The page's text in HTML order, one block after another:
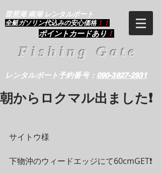
琵琶湖 南湖 レンタルボート
​全艇ガソリン代込みの安心価格 ！！
ポイントカードあり ！
Fishing Gate
レンタルボート予約番号： 090-3827-2931
朝からロクマル出ました❗️
サイトウ様
下物沖のウィードエッジにて60cmGET❗️